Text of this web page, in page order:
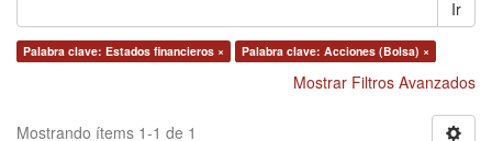
Ir
Palabra clave: Estados financieros × Palabra clave: Acciones (Bolsa) ×
Mostrar Filtros Avanzados
Mostrando ítems 1-1 de 1